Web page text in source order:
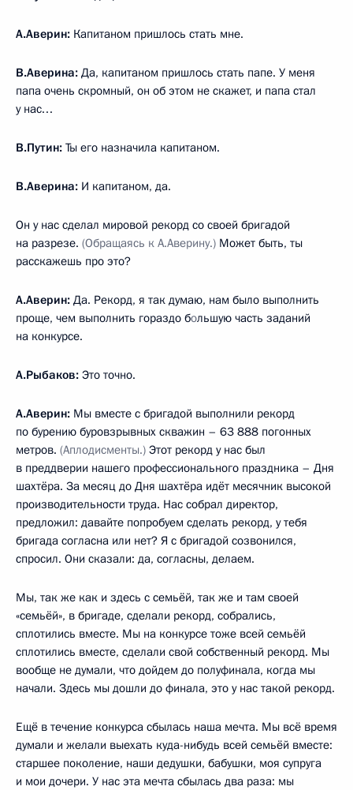
А.Аверин: Капитаном пришлось стать мне.
В.Аверина: Да, капитаном пришлось стать папе. У меня
папа очень скромный, он об этом не скажет, и папа стал
у нас…
В.Путин: Ты его назначила капитаном.
В.Аверина: И капитаном, да.
Он у нас сделал мировой рекорд со своей бригадой
на разрезе. (Обращаясь к А.Аверину.) Может быть, ты
расскажешь про это?
А.Аверин: Да. Рекорд, я так думаю, нам было выполнить
проще, чем выполнить гораздо большую часть заданий
на конкурсе.
А.Рыбаков: Это точно.
А.Аверин: Мы вместе с бригадой выполнили рекорд
по бурению буровзрывных скважин – 63 888 погонных
метров. (Аплодисменты.) Этот рекорд у нас был
в преддверии нашего профессионального праздника – Дня
шахтёра. За месяц до Дня шахтёра идёт месячник высокой
производительности труда. Нас собрал директор,
предложил: давайте попробуем сделать рекорд, у тебя
бригада согласна или нет? Я с бригадой созвонился,
спросил. Они сказали: да, согласны, делаем.
Мы, так же как и здесь с семьёй, так же и там своей
«семьёй», в бригаде, сделали рекорд, собрались,
сплотились вместе. Мы на конкурсе тоже всей семьёй
сплотились вместе, сделали свой собственный рекорд. Мы
вообще не думали, что дойдем до полуфинала, когда мы
начали. Здесь мы дошли до финала, это у нас такой рекорд.
Ещё в течение конкурса сбылась наша мечта. Мы всё время
думали и желали выехать куда-нибудь всей семьёй вместе:
старшее поколение, наши дедушки, бабушки, моя супруга
и мои дочери. У нас эта мечта сбылась два раза: мы